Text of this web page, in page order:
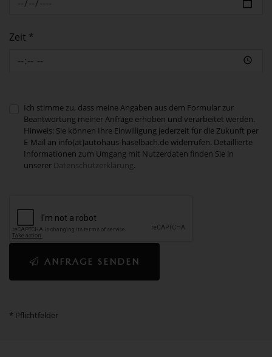
Zeit *
Ich stimme zu, dass meine Angaben aus dem Formular zur
Beantwortung meiner Anfrage erhoben und verarbeitet werden.
Hinweis: Sie können Ihre Einwilligung jederzeit für die Zukunft per
E-Mail an info[at]autohaus-haselbach.de widerrufen. Detaillierte
Informationen zum Umgang mit Nutzerdaten finden Sie in
unserer Datenschutzerklärung.
ANFRAGE SENDEN
* Pflichtfelder